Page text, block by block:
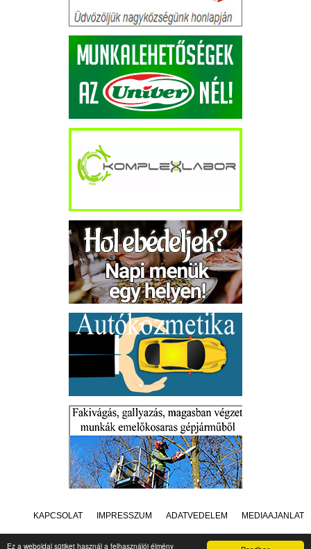
Ez a weboldal sütiket használ a felhasználói élmény
KAPCSOLAT IMPRESSZUM ADATVÉDELEM MÉDIAAJÁNLAT